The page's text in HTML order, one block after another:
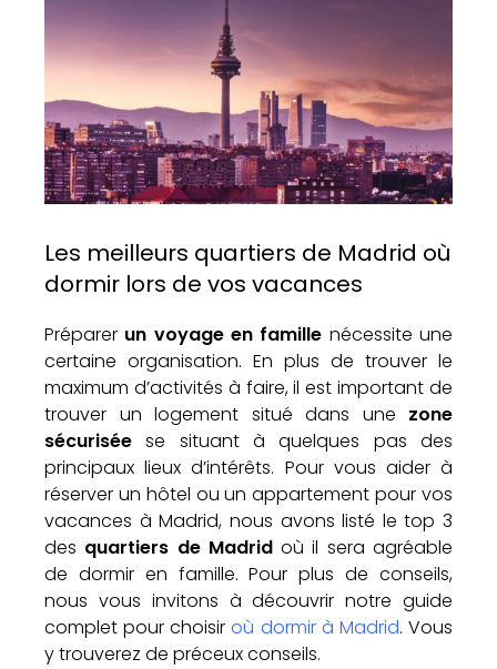
Les meilleurs quartiers de Madrid où
dormir lors de vos vacances
Préparer un voyage en famille nécessite une
certaine organisation. En plus de trouver le
maximum d’activités à faire, il est important de
trouver un logement situé dans une zone
sécuriséese situant à quelques pas des
principaux lieux d’intérêts. Pour vous aider à
réserver un hôtel ou un appartement pour vos
vacances à Madrid, nous avons listé le top 3
des quartiers de Madridoù il sera agréable
de dormir en famille. Pour plus de conseils,
nous vous invitons à découvrir notre guide
complet pour choisiroù dormir à Madrid. Vous
y trouverez de préceux conseils.